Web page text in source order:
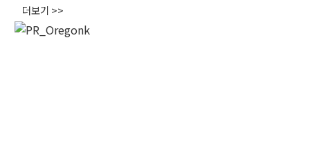
더보기 >>
Email